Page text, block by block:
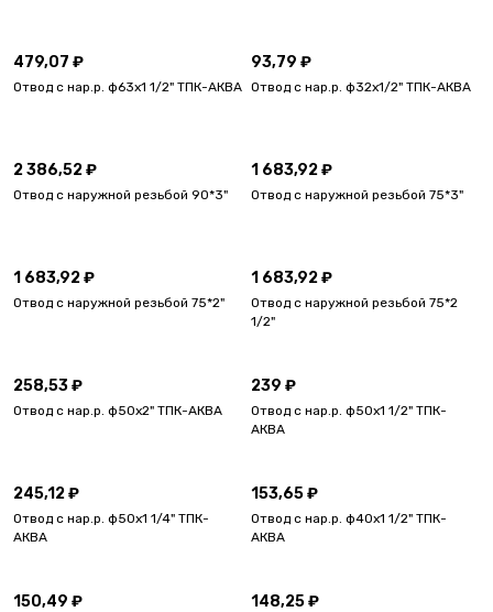
479,07 ₽
Отвод с нар.р. ф63х1 1/2" ТПК-АКВА
93,79 ₽
Отвод с нар.р. ф32х1/2" ТПК-АКВА
2 386,52 ₽
Отвод с наружной резьбой 90*3"
1 683,92 ₽
Отвод с наружной резьбой 75*3"
1 683,92 ₽
Отвод с наружной резьбой 75*2"
1 683,92 ₽
Отвод с наружной резьбой 75*2
1/2"
258,53 ₽
Отвод с нар.р. ф50х2" ТПК-АКВА
239 ₽
Отвод с нар.р. ф50х1 1/2" ТПК-
АКВА
245,12 ₽
Отвод с нар.р. ф50х1 1/4" ТПК-
АКВА
153,65 ₽
Отвод с нар.р. ф40х1 1/2" ТПК-
АКВА
150,49 ₽ 148,25 ₽